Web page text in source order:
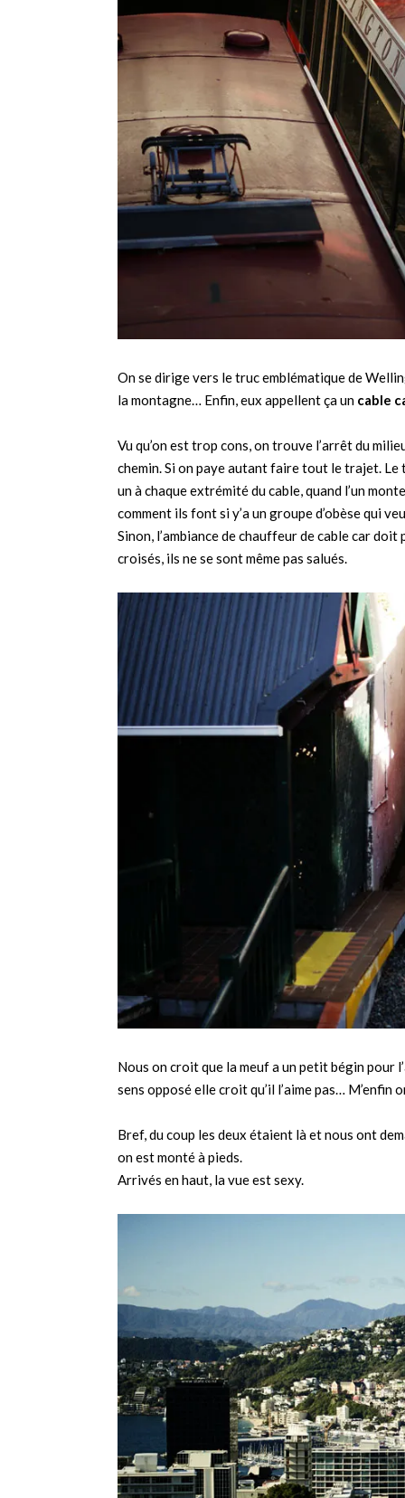
On se dirige vers le truc emblématique de
la montagne… Enfin, eux appellent ça un cable
Vu qu’on est trop cons, on trouve l’arrêt du
chemin. Si on paye autant faire tout le trajet. Le
un à chaque extrémité du cable, quand l’un
comment ils font si y’a un groupe d’obèse qui
Sinon, l’ambiance de chauffeur de cable car
croisés, ils ne se sont même pas salués.
Nous on croit que la meuf a un petit bégin pour
sens opposé elle croit qu’il l’aime pas… M’enfin
Bref, du coup les deux étaient là et nous ont
on est monté à pieds.
Arrivés en haut, la vue est sexy.